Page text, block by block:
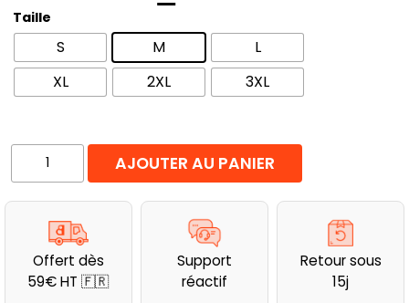
Taille
S M
L
XL
2XL 3XL
quantité
de
Bermuda
travail
regular
Delta
AJOUTER AU PANIER
Offert dès
59€ HT 🇫🇷
Support
réactif
Retour sous
15j